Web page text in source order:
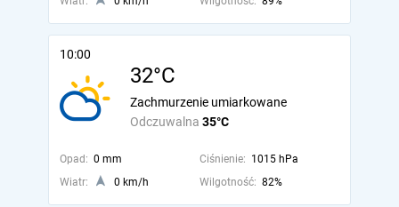
10:00
32°C
Odczuwalna 35°C
Zachmurzenie umiarkowane
Opad: 0 mm Ciśnienie: 1015 hPa
Wiatr:
0 km/h Wilgotność: 82%